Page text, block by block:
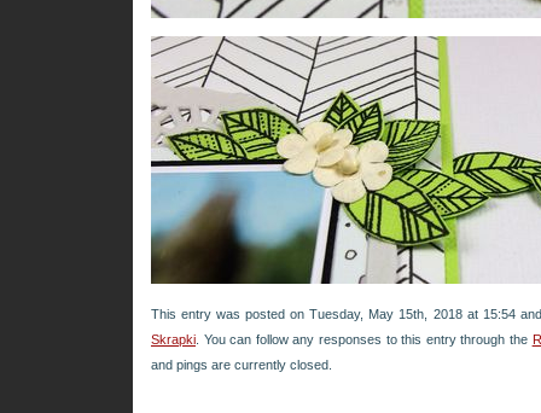
This entry was posted on Tuesday, May 15th, 2018 at 15:54
Skrapki . You can follow any responses to this entry through the
and pings are currently closed.